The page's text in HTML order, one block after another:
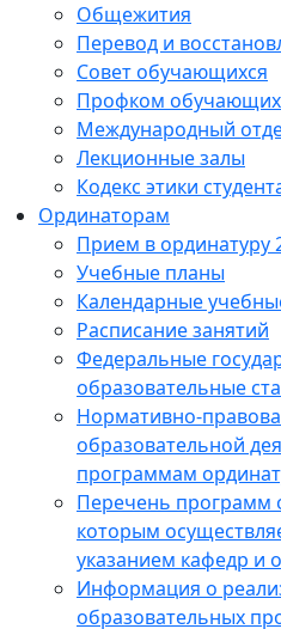
Общежития
Перевод и
Совет обучающихся
Профком
Международный
Лекционные залы
Кодекс этики
Ординаторам
Прием в ординатуру
Учебные планы
Календарные
Расписание занятий
Федеральные
образовательные
Нормативно-
образовательной
программам
Перечень программ
которым
указанием кафедр и
Информация о
образовательных